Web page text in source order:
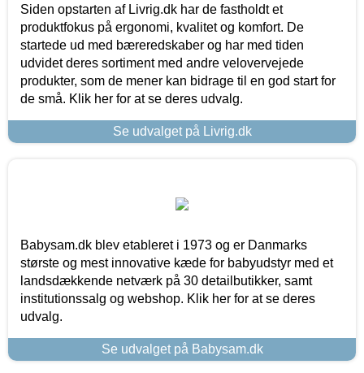
Siden opstarten af Livrig.dk har de fastholdt et
produktfokus på ergonomi, kvalitet og komfort. De
startede ud med bæreredskaber og har med tiden
udvidet deres sortiment med andre velovervejede
produkter, som de mener kan bidrage til en god start for
de små. Klik her for at se deres udvalg.
Se udvalget på Livrig.dk
Babysam.dk blev etableret i 1973 og er Danmarks
største og mest innovative kæde for babyudstyr med et
landsdækkende netværk på 30 detailbutikker, samt
institutionssalg og webshop. Klik her for at se deres
udvalg.
Se udvalget på Babysam.dk